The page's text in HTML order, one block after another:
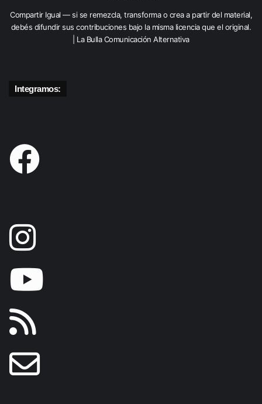
Compartir Igual — si se remezcla, transforma o crea a partir del material,
debés difundir sus contribuciones bajo la misma licencia que el original.
| La Bulla Comunicación Alternativa
Integramos: